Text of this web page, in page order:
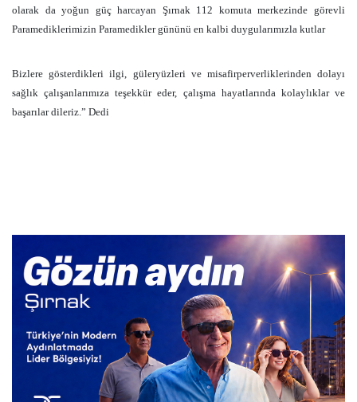
olarak da yoğun güç harcayan Şırnak 112 komuta merkezinde görevli
Paramediklerimizin Paramedikler gününü en kalbi duygularımızla kutlar
Bizlere gösterdikleri ilgi, güleryüzleri ve misafirperverliklerinden dolayı
sağlık çalışanlarımıza teşekkür eder, çalışma hayatlarında kolaylıklar ve
başarılar dileriz.” Dedi